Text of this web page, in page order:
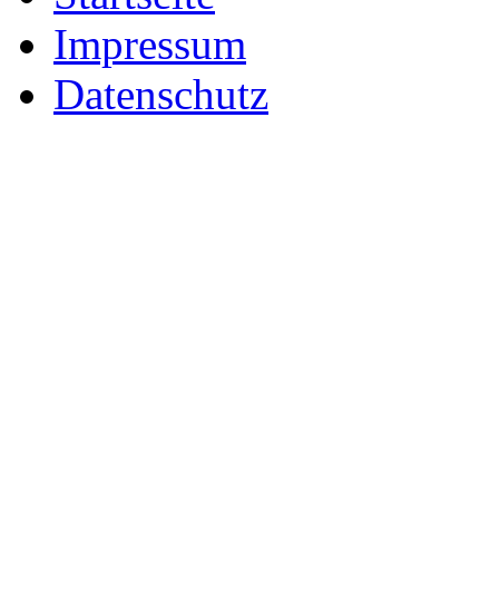
Impressum
Datenschutz